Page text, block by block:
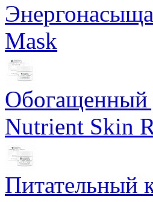
Mask
Обогащенный
Nutrient Skin
Питательный